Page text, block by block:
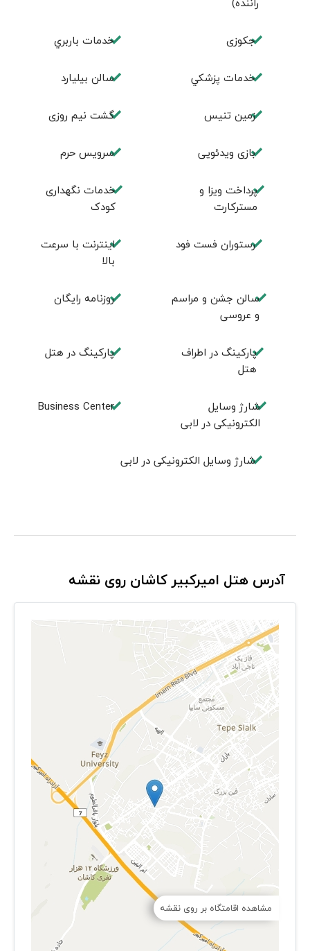
جكوزی خدمات باربري
خدمات پزشكي سالن بيليارد
زمين تنيس گشت نیم روزی
بازی ویدئویی سرویس حرم
پرداخت ویزا و
مسترکارت
خدمات نگهداری
کودک
رستوران فست فود
اینترنت با سرعت
بالا
سالن جشن و مراسم
و عروسی
روزنامه رایگان
پارکینگ در اطراف
هتل
پارکینگ در هتل
شارژ وسایل
الکترونیکی در لابی
Business Center
شارژ وسایل الکترونیکی در لابی
آدرس هتل امیرکبیر کاشان روی نقشه
مشاهده اقامتگاه بر روی نقشه